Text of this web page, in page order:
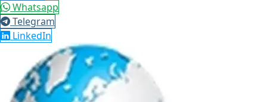
Whatsapp
Telegram
LinkedIn